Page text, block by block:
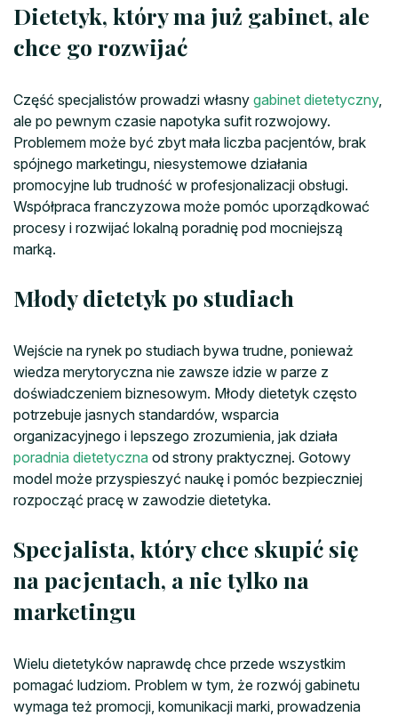
Dietetyk, który ma już gabinet, ale
chce go rozwijać
Część specjalistów prowadzi własny gabinet dietetyczny,
ale po pewnym czasie napotyka sufit rozwojowy.
Problemem może być zbyt mała liczba pacjentów, brak
spójnego marketingu, niesystemowe działania
promocyjne lub trudność w profesjonalizacji obsługi.
Współpraca franczyzowa może pomóc uporządkować
procesy i rozwijać lokalną poradnię pod mocniejszą
marką.
Młody dietetyk po studiach
Wejście na rynek po studiach bywa trudne, ponieważ
wiedza merytoryczna nie zawsze idzie w parze z
doświadczeniem biznesowym. Młody dietetyk często
potrzebuje jasnych standardów, wsparcia
organizacyjnego i lepszego zrozumienia, jak działa
poradnia dietetyczna od strony praktycznej. Gotowy
model może przyspieszyć naukę i pomóc bezpieczniej
rozpocząć pracę w zawodzie dietetyka.
Specjalista, który chce skupić się
na pacjentach, a nie tylko na
marketingu
Wielu dietetyków naprawdę chce przede wszystkim
pomagać ludziom. Problem w tym, że rozwój gabinetu
wymaga też promocji, komunikacji marki, prowadzenia